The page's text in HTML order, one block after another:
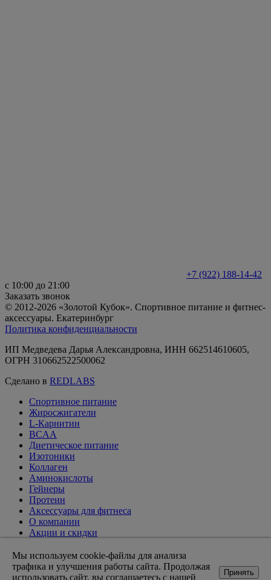
+7 (922) 188-14-42
с 10:00 до 21:00
Заказать звонок
© 2012-2026 «Золотой Кубок». Спортивное питание и фитнес-
аксессуары. Екатеринбург
Политика конфиденциальности
ИП Медведева Дарья Александровна, ИНН 662514610605,
ОГРН 310662522500062
Сделано в REDLABS
Спортивное питание
Жиросжигатели
L-Карнитин
BCAA
Диетическое питание
Изотоники
Коллаген
Аминокислоты
Гейнеры
Протеин
Аксессуары для фитнеса
О компании
Акции и скидки
Доставка и оплата
Оптовикам
Статьи
Мы используем cookie-файлы для анализа
трафика и улучшения работы сайта. Продолжая
использовать сайт, вы соглашаетесь с нашей
Принять